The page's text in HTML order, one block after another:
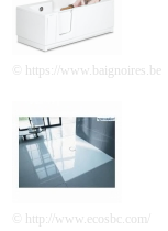
© https://www.baignoires.be
© http://www.ecosbc.com/